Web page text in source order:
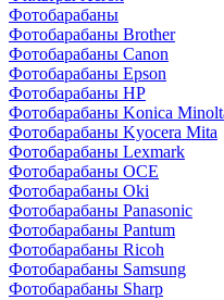
Фотобарабаны
Фотобарабаны Brother
Фотобарабаны Canon
Фотобарабаны Epson
Фотобарабаны HP
Фотобарабаны Konica
Фотобарабаны Kyocera Mita
Фотобарабаны Lexmark
Фотобарабаны OCE
Фотобарабаны Oki
Фотобарабаны Panasonic
Фотобарабаны Pantum
Фотобарабаны Ricoh
Фотобарабаны Samsung
Фотобарабаны Sharp